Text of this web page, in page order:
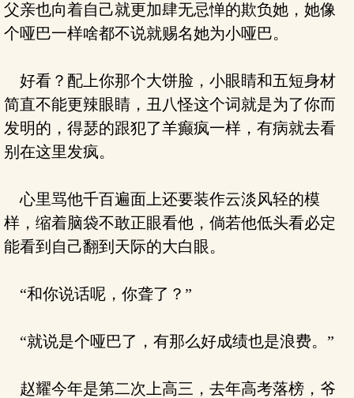
父亲也向着自己就更加肆无忌惮的欺负她，她像
个哑巴一样啥都不说就赐名她为小哑巴。
好看？配上你那个大饼脸，小眼睛和五短身材
简直不能更辣眼睛，丑八怪这个词就是为了你而
发明的，得瑟的跟犯了羊癫疯一样，有病就去看
别在这里发疯。
心里骂他千百遍面上还要装作云淡风轻的模
样，缩着脑袋不敢正眼看他，倘若他低头看必定
能看到自己翻到天际的大白眼。
“和你说话呢，你聋了？”
“就说是个哑巴了，有那么好成绩也是浪费。”
赵耀今年是第二次上高三，去年高考落榜，爷